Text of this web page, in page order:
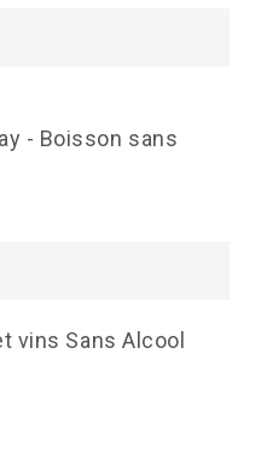
- Boisson sans
vins Sans Alcool